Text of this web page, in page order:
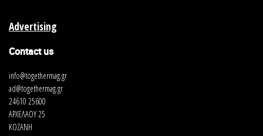
Advertising
Contact us
info@togethermag.gr
ad@togethermag.gr
24610 25600
ΑΡΧΕΛΑΟΥ 25
ΚΟΖΑΝΗ